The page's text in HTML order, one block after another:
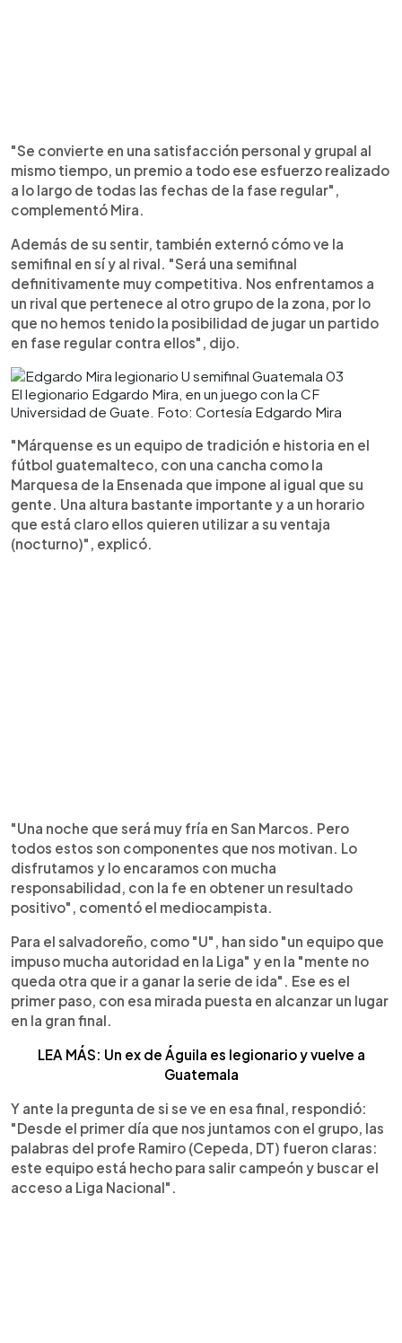
"Se convierte en una satisfacción personal y grupal al
mismo tiempo, un premio a todo ese esfuerzo realizado
a lo largo de todas las fechas de la fase regular",
complementó Mira.
Además de su sentir, también externó cómo ve la
semifinal en sí y al rival. "Será una semifinal
definitivamente muy competitiva. Nos enfrentamos a
un rival que pertenece al otro grupo de la zona, por lo
que no hemos tenido la posibilidad de jugar un partido
en fase regular contra ellos", dijo.
El legionario Edgardo Mira, en un juego con la CF
Universidad de Guate. Foto: Cortesía Edgardo Mira
"Márquense es un equipo de tradición e historia en el
fútbol guatemalteco, con una cancha como la
Marquesa de la Ensenada que impone al igual que su
gente. Una altura bastante importante y a un horario
que está claro ellos quieren utilizar a su ventaja
(nocturno)", explicó.
"Una noche que será muy fría en San Marcos. Pero
todos estos son componentes que nos motivan. Lo
disfrutamos y lo encaramos con mucha
responsabilidad, con la fe en obtener un resultado
positivo", comentó el mediocampista.
Para el salvadoreño, como "U", han sido "un equipo que
impuso mucha autoridad en la Liga" y en la "mente no
queda otra que ir a ganar la serie de ida". Ese es el
primer paso, con esa mirada puesta en alcanzar un lugar
en la gran final.
LEA MÁS: Un ex de Águila es legionario y vuelve a
Guatemala
Y ante la pregunta de si se ve en esa final, respondió:
"Desde el primer día que nos juntamos con el grupo, las
palabras del profe Ramiro (Cepeda, DT) fueron claras:
este equipo está hecho para salir campeón y buscar el
acceso a Liga Nacional".